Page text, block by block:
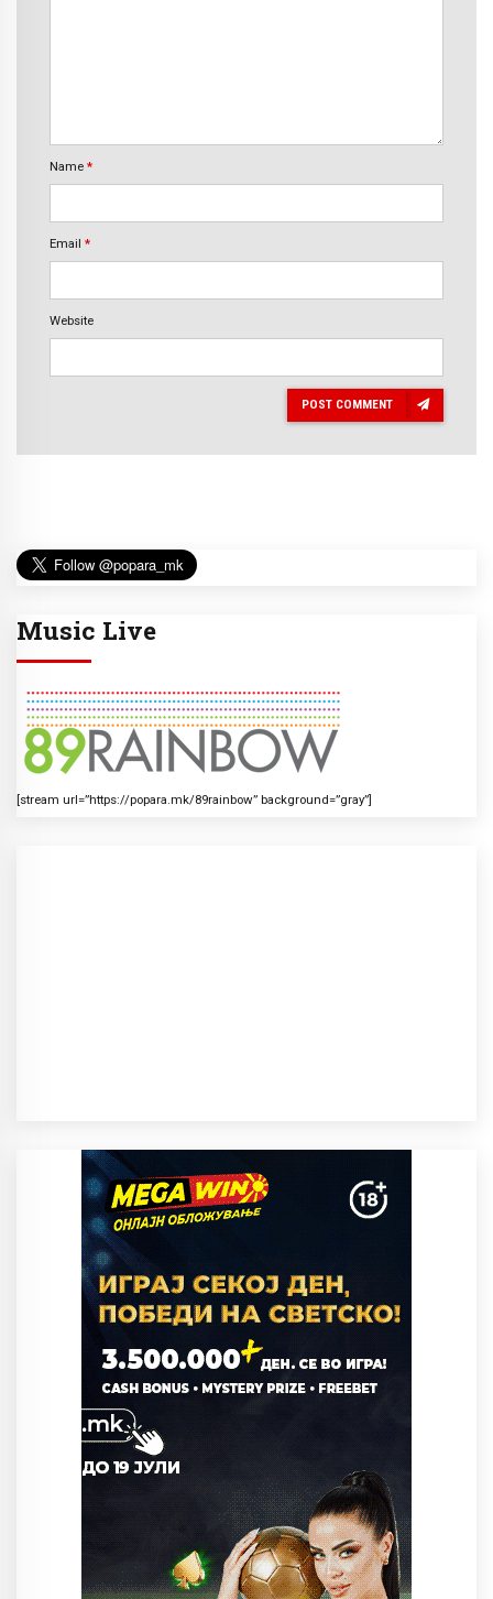
Name *
Email *
Website
POST COMMENT
Music Live
[stream url=”https://popara.mk/89rainbow” background=”gray”]